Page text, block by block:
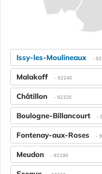
Issy-les-Moulineaux -
Malakoff - 92240
Châtillon - 92320
Boulogne-Billancourt -
Fontenay-aux-Roses -
Meudon - 92190